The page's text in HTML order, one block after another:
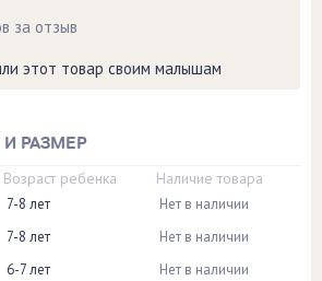
за отзыв
этот товар своим малышам
РАЗМЕР
Возраст ребенка Наличие товара
7-8 лет
Нет в наличии
7-8 лет
Нет в наличии
6-7 лет
Нет в наличии